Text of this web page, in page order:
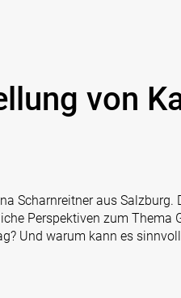
von
Scharnreitner aus Salzburg.
Perspektiven zum Thema
Und warum kann es